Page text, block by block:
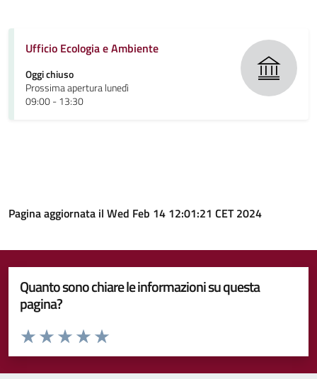
Ufficio Ecologia e Ambiente
Oggi chiuso
Prossima apertura lunedì
09:00 - 13:30
Pagina aggiornata il Wed Feb 14 12:01:21 CET 2024
Quanto sono chiare le informazioni su questa
pagina?
Valuta da 1 a 5 stelle la pagina
Valuta 5 stelle su 5
Valuta 4 stelle su 5
Valuta 3 stelle su 5
Valuta 2 stelle su 5
Valuta 1 stelle su 5